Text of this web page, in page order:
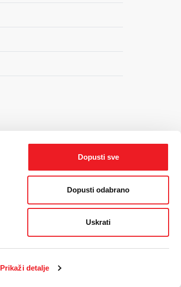
Prikaži detalje
Dopusti sve
Dopusti odabrano
Uskrati